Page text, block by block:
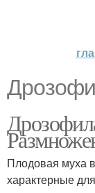
Плодовая муха
характерные